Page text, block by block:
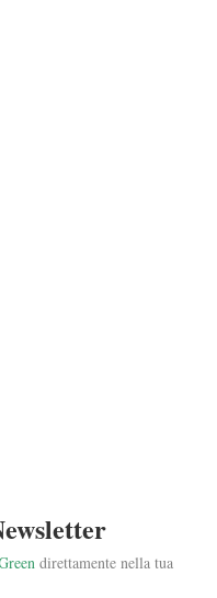
direttamente nella tua